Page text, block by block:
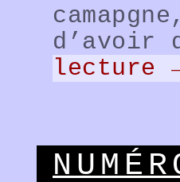
d’avoir
lecture